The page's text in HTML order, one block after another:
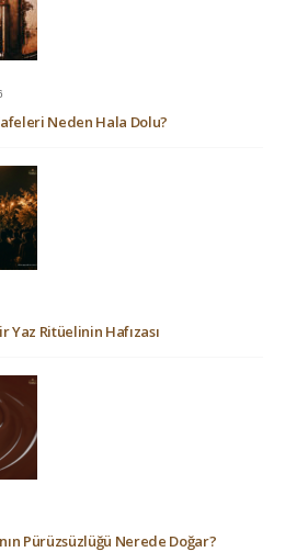
Neden Hala Dolu?
Yaz Ritüelinin Hafızası
Pürüzsüzlüğü Nerede Doğar?